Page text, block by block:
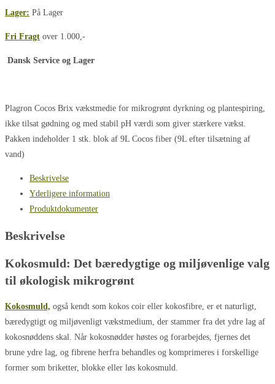
antal
Lager: På Lager
Fri Fragt over 1.000,-
Dansk Service og Lager
Plagron Cocos Brix vækstmedie for mikrogrønt dyrkning og plantespiring,
ikke tilsat gødning og med stabil pH værdi som giver stærkere vækst.
Pakken indeholder 1 stk. blok af 9L Cocos fiber (9L efter tilsætning af
vand)
Beskrivelse
Yderligere information
Produktdokumenter
Beskrivelse
Kokosmuld: Det bæredygtige og miljøvenlige valg
til økologisk mikrogrønt
Kokosmuld, også kendt som kokos coir eller kokosfibre, er et naturligt,
bæredygtigt og miljøvenligt vækstmedium, der stammer fra det ydre lag af
kokosnøddens skal. Når kokosnødder høstes og forarbejdes, fjernes det
brune ydre lag, og fibrene herfra behandles og komprimeres i forskellige
former som briketter, blokke eller løs kokosmuld.